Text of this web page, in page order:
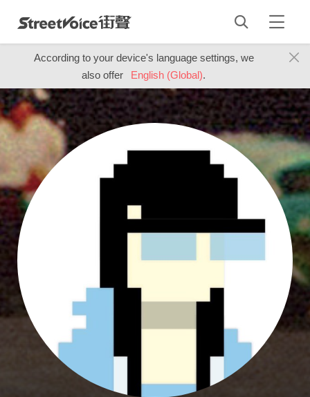
According to your device's language settings, we
also offer
English (Global).